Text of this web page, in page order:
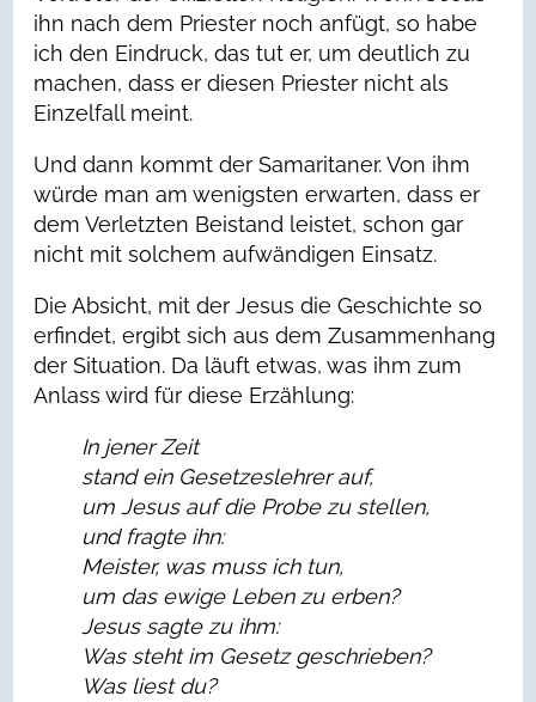
ihn nach dem Priester noch anfügt, so habe
ich den Eindruck, das tut er, um deutlich zu
machen, dass er diesen Priester nicht als
Einzelfall meint.
Und dann kommt der Samaritaner. Von ihm
würde man am wenigsten erwarten, dass er
dem Verletzten Beistand leistet, schon gar
nicht mit solchem aufwändigen Einsatz.
Die Absicht, mit der Jesus die Geschichte so
erfindet, ergibt sich aus dem Zusammenhang
der Situation. Da läuft etwas, was ihm zum
Anlass wird für diese Erzählung:
In jener Zeit
stand ein Gesetzeslehrer auf,
um Jesus auf die Probe zu stellen,
und fragte ihn:
Meister, was muss ich tun,
um das ewige Leben zu erben?
Jesus sagte zu ihm:
Was steht im Gesetz geschrieben?
Was liest du?